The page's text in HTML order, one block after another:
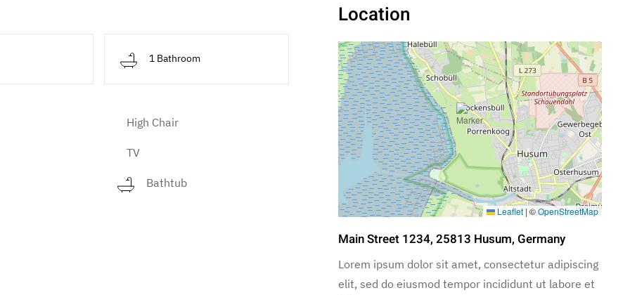
1 Bathroom
High Chair
TV
Bathtub
Location
Leaflet | ©OpenStreetMap
Main Street 1234, 25813 Husum, Germany
Lorem ipsum dolor sit amet, consectetur adipiscing
elit, sed do eiusmod tempor incididunt ut labore et